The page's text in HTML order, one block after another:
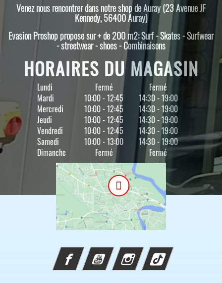
Venez nous rencontrer dans notre shop de Auray (23 Avenue JF
Kennedy, 56400 Auray)
Evasion Proshop propose sur + de 200 m2: Surf - Skates - Surfwear
- streetwear - shoes - Combinaisons
HORAIRES DU MAGASIN
Lundi Fermé
Fermé
Mardi
10:00 - 12:45
14:30 - 19:00
Mercredi
10:00 - 12:45
14:30 - 19:00
Jeudi
10:00 - 12:45
14:30 - 19:00
Vendredi
10:00 - 12:45
14:30 - 19:00
Samedi
10:00 - 13:00
14:30 - 19:00
Dimanche
Fermé Fermé
FacebookYouTube InstagramTikTok